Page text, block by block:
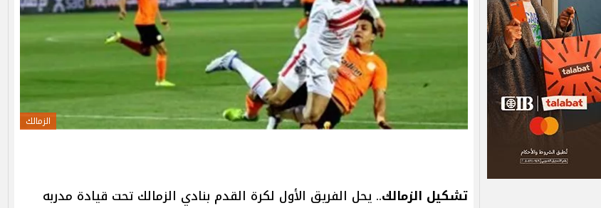
الزمالك
تشكيل الزمالك.. يحل الفريق الأول لكرة القدم بنادي الزمالك تحت قيادة مدربه